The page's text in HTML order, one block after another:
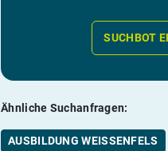
SUCHBOT
Ähnliche Suchanfragen:
AUSBILDUNG WEISSENFELS